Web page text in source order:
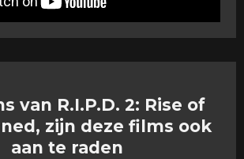
van R.I.P.D. 2: Rise of
zijn deze films ook
aan te raden